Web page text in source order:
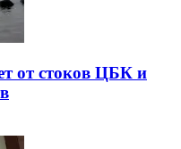
от стоков ЦБК и